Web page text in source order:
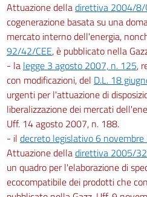
Attuazione delladirettiva 2004/8/
cogenerazione basata su una
mercato interno dell'energia,
92/42/CEE, è pubblicato nella
- la legge 3 agosto 2007, n. 125,
con modificazioni, del D.L. 18
urgenti per l'attuazione di
liberalizzazione dei mercati
Uff. 14 agosto 2007, n. 188.
- il decreto legislativo 6
Attuazione delladirettiva 2005/
un quadro per l'elaborazione di
ecocompatibile dei prodotti che